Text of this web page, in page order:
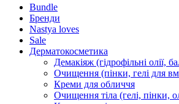
Bundle
Бренди
Nastya loves
Sale
Дерматокосметика
Демакіяж (гідрофільні олії,
Очищення (пінки, гелі для
Креми для обличчя
Очищення тіла (гелі, пінки,